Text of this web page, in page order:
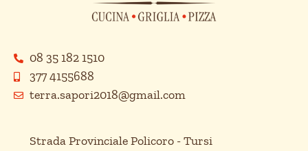
08 35 182 1510
377 4155688
terra.sapori2018@gmail.com
Strada Provinciale Policoro - Tursi